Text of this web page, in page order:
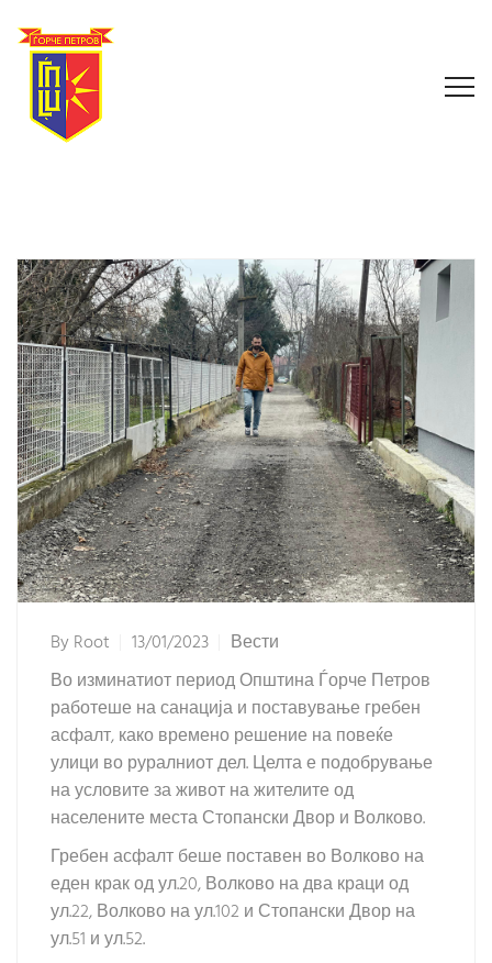
ByRoot 13/01/2023
Вести
Во изминатиот период Општина Ѓорче Петров
работеше на санација и поставување гребен
асфалт, како времено решение на повеќе
улици во руралниот дел. Целта е подобрување
на условите за живот на жителите од
населените места Стопански Двор и Волково.
Гребен асфалт беше поставен во Волково на
еден крак од ул.20, Волково на два краци од
ул.22, Волково на ул.102 и Стопански Двор на
ул.51 и ул.52.